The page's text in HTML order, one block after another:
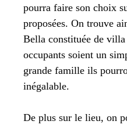
pourra faire son choix
proposées. On trouve
Bella constituée de
occupants soient un
grande famille ils
inégalable.
De plus sur le lieu, on